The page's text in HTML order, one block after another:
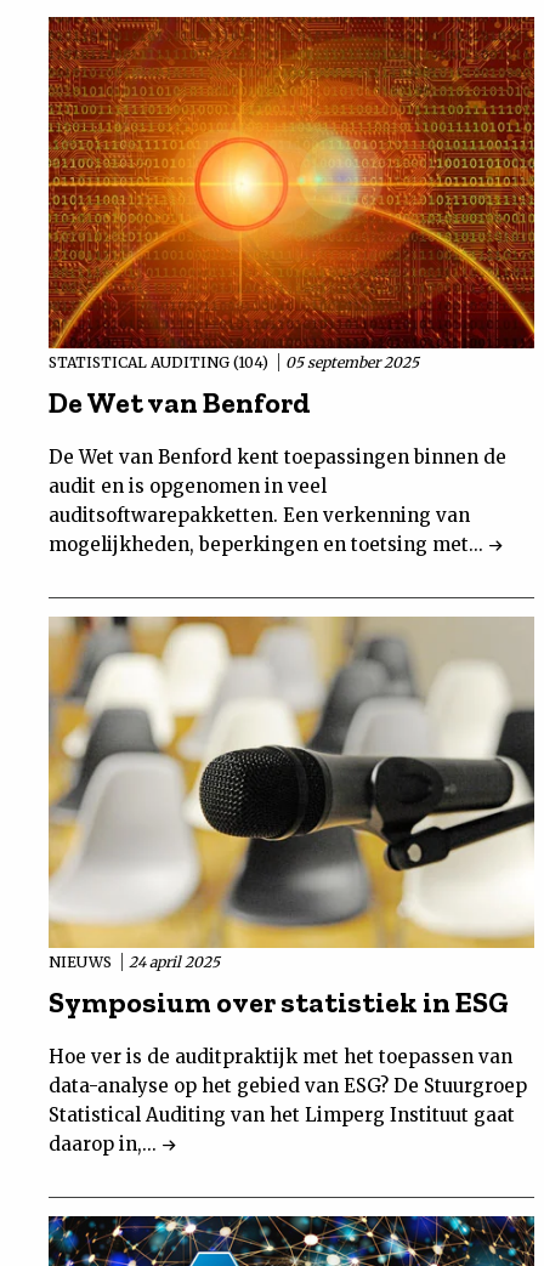
STATISTICAL AUDITING (104) 05 september 2025
De Wet van Benford
De Wet van Benford kent toepassingen binnen de
audit en is opgenomen in veel
auditsoftwarepakketten. Een verkenning van
mogelijkheden, beperkingen en toetsing met...
NIEUWS 24 april 2025
Symposium over statistiek in ESG
Hoe ver is de auditpraktijk met het toepassen van
data-analyse op het gebied van ESG? De Stuurgroep
Statistical Auditing van het Limperg Instituut gaat
daarop in,...